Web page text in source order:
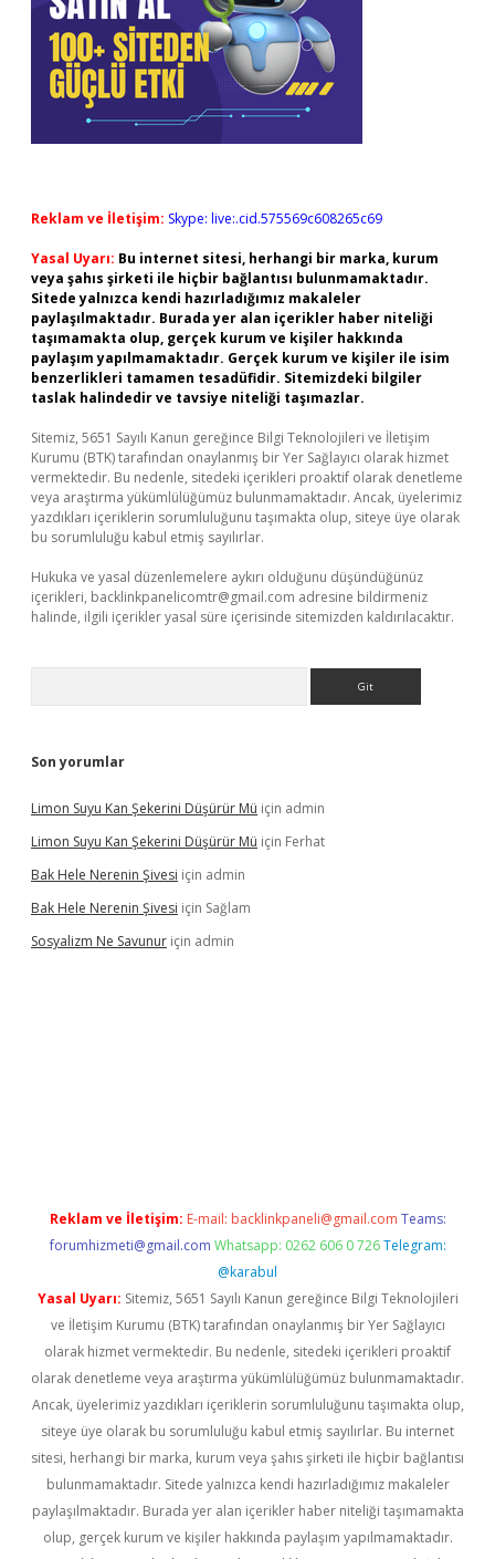
Reklam ve İletişim: Skype: live:.cid.575569c608265c69
Yasal Uyarı: Bu internet sitesi, herhangi bir marka, kurum
veya şahıs şirketi ile hiçbir bağlantısı bulunmamaktadır.
Sitede yalnızca kendi hazırladığımız makaleler
paylaşılmaktadır. Burada yer alan içerikler haber niteliği
taşımamakta olup, gerçek kurum ve kişiler hakkında
paylaşım yapılmamaktadır. Gerçek kurum ve kişiler ile isim
benzerlikleri tamamen tesadüfidir. Sitemizdeki bilgiler
taslak halindedir ve tavsiye niteliği taşımazlar.
Sitemiz, 5651 Sayılı Kanun gereğince Bilgi Teknolojileri ve İletişim
Kurumu (BTK) tarafından onaylanmış bir Yer Sağlayıcı olarak hizmet
vermektedir. Bu nedenle, sitedeki içerikleri proaktif olarak denetleme
veya araştırma yükümlülüğümüz bulunmamaktadır. Ancak, üyelerimiz
yazdıkları içeriklerin sorumluluğunu taşımakta olup, siteye üye olarak
bu sorumluluğu kabul etmiş sayılırlar.
Hukuka ve yasal düzenlemelere aykırı olduğunu düşündüğünüz
içerikleri, backlinkpanelicomtr@gmail.com adresine bildirmeniz
halinde, ilgili içerikler yasal süre içerisinde sitemizden kaldırılacaktır.
Son yorumlar
Limon Suyu Kan Şekerini Düşürür Mü için admin
Limon Suyu Kan Şekerini Düşürür Mü için Ferhat
Bak Hele Nerenin Şivesi için admin
Bak Hele Nerenin Şivesi için Sağlam
Sosyalizm Ne Savunur için admin
Reklam ve İletişim: E-mail: backlinkpaneli@gmail.com Teams:
forumhizmeti@gmail.com Whatsapp: 0262 606 0 726 Telegram:
@karabul
Yasal Uyarı: Sitemiz, 5651 Sayılı Kanun gereğince Bilgi Teknolojileri
ve İletişim Kurumu (BTK) tarafından onaylanmış bir Yer Sağlayıcı
olarak hizmet vermektedir. Bu nedenle, sitedeki içerikleri proaktif
olarak denetleme veya araştırma yükümlülüğümüz bulunmamaktadır.
Ancak, üyelerimiz yazdıkları içeriklerin sorumluluğunu taşımakta olup,
siteye üye olarak bu sorumluluğu kabul etmiş sayılırlar. Bu internet
sitesi, herhangi bir marka, kurum veya şahıs şirketi ile hiçbir bağlantısı
bulunmamaktadır. Sitede yalnızca kendi hazırladığımız makaleler
paylaşılmaktadır. Burada yer alan içerikler haber niteliği taşımamakta
olup, gerçek kurum ve kişiler hakkında paylaşım yapılmamaktadır.